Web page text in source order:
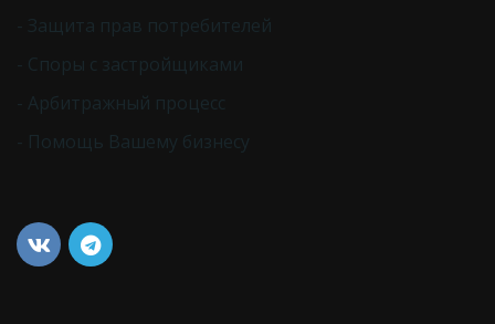
- Защита прав потребителей
- Споры с застройщиками
- Арбитражный процесс
- Помощь Вашему бизнесу